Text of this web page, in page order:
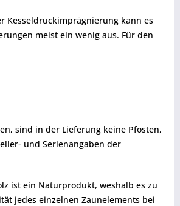
Kesseldruckimprägnierung kann es
meist ein wenig aus. Für den
sind in der Lieferung keine Pfosten,
und Serienangaben der
ist ein Naturprodukt, weshalb es zu
jedes einzelnen Zaunelements bei